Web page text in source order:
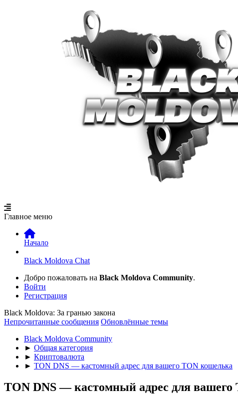
Главное меню
Начало
Black Moldova Chat
Добро пожаловать на Black Moldova Community.
Войти
Регистрация
Black Moldova: За гранью закона
Непрочитанные сообщения Обновлённые темы
Black Moldova Community
► Общая категория
► Криптовалюта
► TON DNS — кастомный адрес для вашего TON кошелька
TON DNS — кастомный адрес для вашего